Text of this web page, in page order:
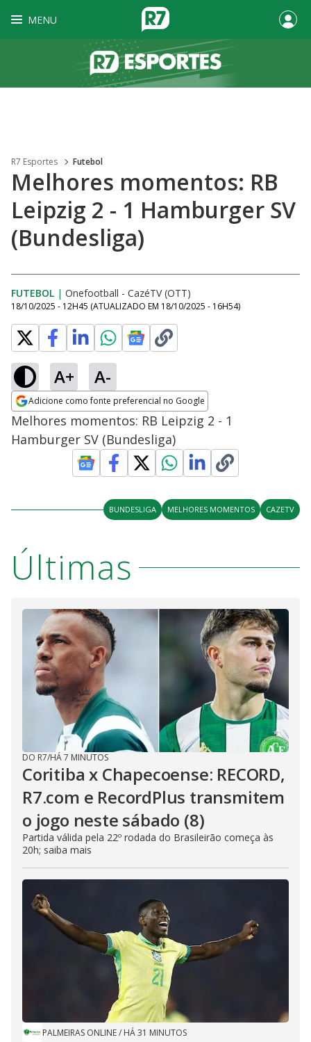
MENU
R7 Esportes Futebol
Melhores momentos: RB
Leipzig 2 - 1 Hamburger SV
(Bundesliga)
FUTEBOL | Onefootball - CazéTV (OTT)
18/10/2025 - 12H45 (ATUALIZADO EM 18/10/2025 - 16H54)
A+ A-
Adicione como fonte preferencial no Google
Opens in new window
Melhores momentos: RB Leipzig 2 - 1
Hamburger SV (Bundesliga)
BUNDESLIGA MELHORES MOMENTOS CAZETV
Últimas
DO R7/HÁ 7 MINUTOS
Coritiba x Chapecoense: RECORD,
R7.com e RecordPlus transmitem
o jogo neste sábado (8)
Partida válida pela 22º rodada do Brasileirão começa às
20h; saiba mais
PALMEIRAS ONLINE/ HÁ 31 MINUTOS